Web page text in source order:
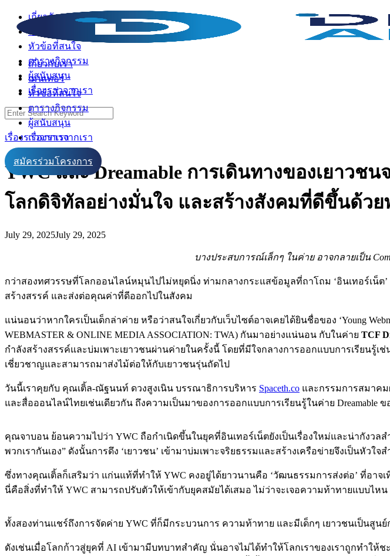
Skip
content
เกี่ยวกับเรา
เมนเทอร์
หัวข้อที่สนใจ
ตารางกิจกรรม
ผู้สนับสนุน
เรื่องราวจากเรา
สมัครร่วมโครงการ
เกี่ยวกับเรา
หัวข้อที่สนใจ
ตารางกิจกรรม
ผู้สนับสนุน
เรื่องราวจากเรา
Search
for:
เรื่องราวจากเรา
YWC และ Dreamable การเดินทางของเยาวช
โลกดิจิทัลอย่างมั่นใจ และสร้างสังคมที่ดีขึ้นด้วย
July 29, 2025July 29, 2025
บางประสบการณ์เล็กๆ ในค่าย อาจกลายเป็น
กว่าสองทศวรรษที่โลกออนไลน์หมุนไปไม่หยุดนิ่ง ท่ามกลางกระแสข้อมูลที่ถาโถม ‘อินเทอร์เน็
สร้างสรรค์ และส่งต่อคุณค่าที่ดีออกไปในสังคม
แน่นอนว่าหากใครเป็นเด็กล่าค่าย หรือว่าสนใจเกี่ยวกับเว็บไซต์อาจเคยได้ยินชื่อของ ‘Young
WEBMASTER & ONLINE MEDIA ASSOCIATION: TWA) กันมาอย่างแน่นอน กับในค่าย TCF
กำลังสร้างสรรค์และบ่มเพาะเยาวชนผ่านค่ายในครั้งนี้ โดยที่มีใจกลางการออกแบบการเรียนรู้
เชี่ยวชาญและสามารถมาส่งไม้ต่อให้กับเยาวชนรุ่นถัดไป
วันนี้เราคุยกับ คุณเติ้ล-ณัฐนนท์ ดวงสูงเนิน บรรณาธิการบริหาร Spaceth.co และกรรมการสมาค
และสื่อออนไลน์ไทยเช่นเดียวกัน ถึงความเป็นมาของการออกแบบการเรียนรู้ในค่าย Dreamable ข
คุณจาบอน ย้อนความไปว่า YWC ถือกำเนิดขึ้นในยุคที่อินเทอร์เน็ตยังเป็นเรื่องใหม่และน่ากังว
พวกเรากันเอง” ดังนั้นการดึง ‘เยาวชน’ เข้ามาบ่มเพาะจริยธรรมและสร้างเครือข่ายจึงเป็นหัวใจ
ซึ่งทางคุณเติ้ลก็เสริมว่า แก่นแท้ที่ทำให้ YWC คงอยู่ได้ยาวนานคือ ‘วัฒนธรรมการส่งต่อ’ ที่อาจ
นี่คือสิ่งที่ทำให้ YWC สามารถปรับตัวให้เข้ากับยุคสมัยได้เสมอ ไม่ว่าจะเจอความท้าทายแบบไหน
ทั้งสองท่านแชร์ถึงการจัดค่าย YWC ที่ก็มีกระบวนการ ความท้าทาย และมีเด็กๆ เยาวชนเป็นสูน
ดังเช่นเมื่อโลกก้าวสู่ยุคที่ AI เข้ามามีบทบาทสำคัญ นั่นอาจไม่ได้ทำให้โลกเราของเราถูกทำใ